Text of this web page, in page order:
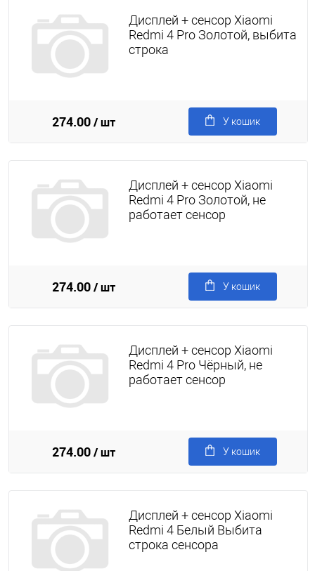
Дисплей + сенсор Xiaomi
Redmi 4 Pro Золотой, выбита
строка
274.00/ шт У кошик
Дисплей + сенсор Xiaomi
Redmi 4 Pro Золотой, не
работает сенсор
274.00/ шт У кошик
Дисплей + сенсор Xiaomi
Redmi 4 Pro Чёрный, не
работает сенсор
274.00/ шт У кошик
Дисплей + сенсор Xiaomi
Redmi 4 Белый Выбита
строка сенсора